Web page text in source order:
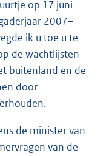
op 17 juni
2007–
ik u toe u te
de wachtlijsten
buitenland en de
door
de minister van
van de